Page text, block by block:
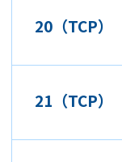
20（TCP）
21（TCP）